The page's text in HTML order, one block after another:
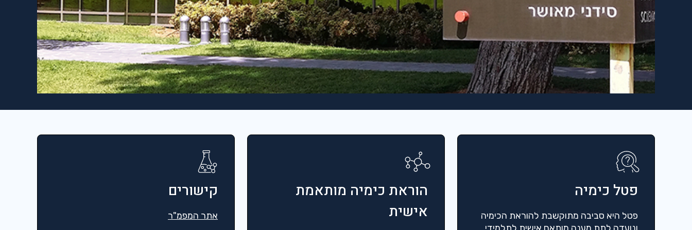
פטל כימיה
פטל היא סביבה מתוקשבת להוראת הכימיה
הוראת כימיה מותאמת
אישית
קישורים
אתר המפמ"ר